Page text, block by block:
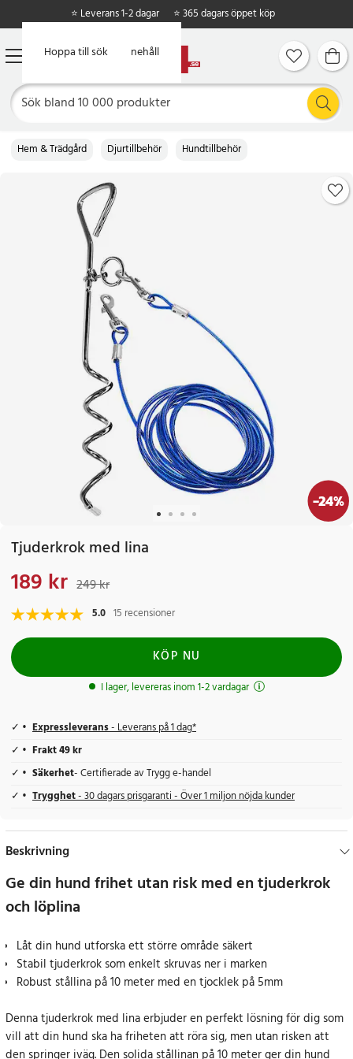
Hoppa till huvudinnehåll
Hoppa till sök
⭐ Leverans 1-2 dagar ⭐ 365 dagars öppet köp
Hem & Trädgård Djurtillbehör Hundtillbehör
-24%
Tjuderkrok med lina
Nuvarande pris
189 kr 249 kr
5.0 15 recensioner
KÖP NU
I lager, levereras inom 1-2 vardagar
Expressleverans- Leverans på 1 dag*
Frakt 49 kr
Säkerhet- Certifierade av Trygg e-handel
Trygghet- 30 dagars prisgaranti - Över 1 miljon nöjda kunder
Beskrivning
Ge din hund frihet utan risk med en tjuderkrok
och löplina
Låt din hund utforska ett större område säkert
Stabil tjuderkrok som enkelt skruvas ner i marken
Robust stållina på 10 meter med en tjocklek på 5mm
Denna tjuderkrok med lina erbjuder en perfekt lösning för dig som
vill att din hund ska ha friheten att röra sig, men utan risken att
den springer iväg. Den solida stållinan på 10 meter ger din hund